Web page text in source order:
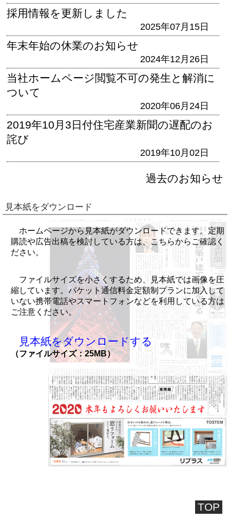
採用情報を更新しました
2025年07月15日
年末年始の休業のお知らせ
2024年12月26日
当社ホームページ閲覧不可の発生と解消に
ついて
2020年06月24日
2019年10月3日付住宅産業新聞の遅配のお
詫び
2019年10月02日
過去のお知らせ
見本紙をダウンロード
ホームページから見本紙がダウンロードできます。定期
購読や広告出稿を検討している方は、こちらからご確認く
ださい。
ファイルサイズを小さくするため、見本紙では画像を圧
縮しています。パケット通信料金定額制プランに加入して
いない携帯電話やスマートフォンなどを利用している方は
ご注意ください。
見本紙をダウンロードする
（ファイルサイズ：25MB）
TOP